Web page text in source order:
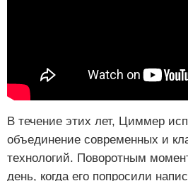
В течение этих лет, Циммер
объединение современных и
технологий. Поворотным
день, когда его попросили